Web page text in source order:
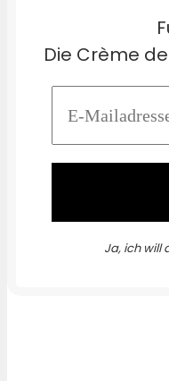
Die Crème
Ja, ich will